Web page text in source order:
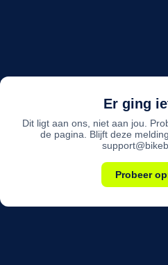
Er ging
Dit ligt aan ons, niet aan jou.
de pagina. Blijft deze
Probeer